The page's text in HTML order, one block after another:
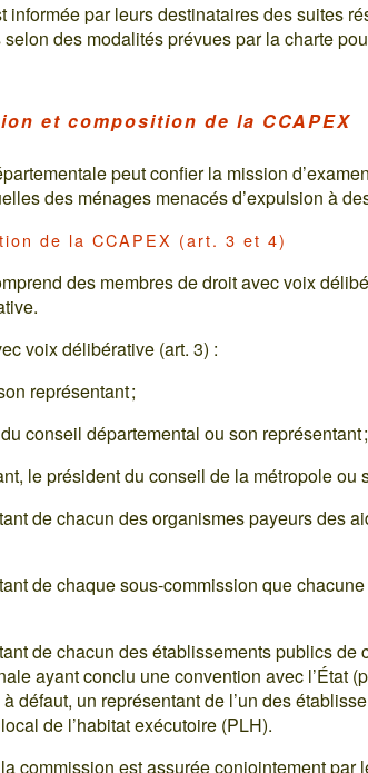
informée par leurs destinataires des suites
des modalités prévues par la charte
et composition de la CCAPEX
peut confier la mission
des ménages menacés d’expulsion à
de la CCAPEX (art. 3 et 4)
des membres de droit avec voix
voix délibérative (art. 3) :
représentant ;
conseil départemental ou son représentant ;
le président du conseil de la métropole ou
de chacun des organismes payeurs des
de chaque sous-commission que
de chacun des établissements publics de
ayant conclu une convention avec l’État
défaut, un représentant de l’un des
de l’habitat exécutoire (PLH).
commission est assurée conjointement par